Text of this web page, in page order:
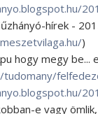
hírek -
)
hogy megy
e vagy